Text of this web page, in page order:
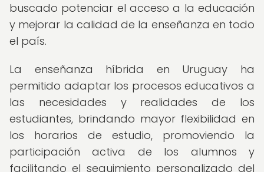
buscado potenciar el acceso a la educación
y mejorar la calidad de la enseñanza en todo
el país.
La enseñanza híbrida en Uruguay ha
permitido adaptar los procesos educativos a
las necesidades y realidades de los
estudiantes, brindando mayor flexibilidad en
los horarios de estudio, promoviendo la
participación activa de los alumnos y
facilitando el seguimiento personalizado del